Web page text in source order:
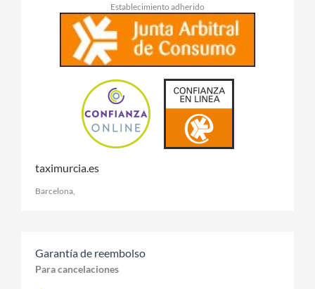
Establecimiento adherido
taximurcia.es
Barcelona,
Garantía de reembolso
Para cancelaciones